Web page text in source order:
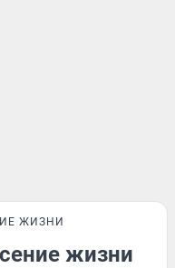
ЖИЗНИ
жизни